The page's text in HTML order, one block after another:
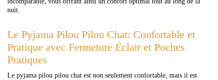
nuit.
Le Pyjama Pilou Pilou Chat: Confortable et
Pratique avec Fermeture Éclair et Poches
Pratiques
Le pyjama pilou pilou chat est non seulement confortable, mais il est